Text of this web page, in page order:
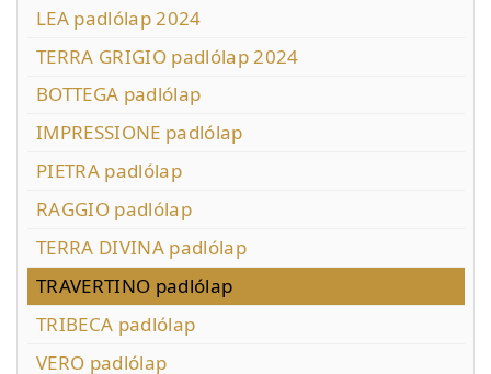
LEA padlólap 2024
TERRA GRIGIO padlólap 2024
BOTTEGA padlólap
IMPRESSIONE padlólap
PIETRA padlólap
RAGGIO padlólap
TERRA DIVINA padlólap
TRAVERTINO padlólap
TRIBECA padlólap
VERO padlólap